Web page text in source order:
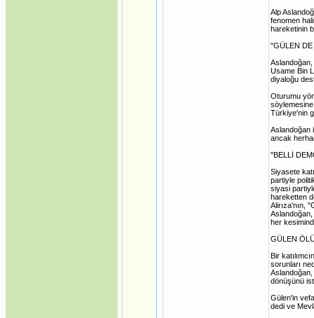
Alp
fenomen
hareketinin
"GÜLEN DE
Aslandoğan,
Usame Bin
diyaloğu
Oturumu
Türkiye'nin
Aslandoğan
ancak
"BELLİ
Siyasete
partiyle
siyasi
hareketten
Alirıza'nın,
her
GÜLEN
Bir
sorunları
dönüşünü
Gülen'in
dedi ve